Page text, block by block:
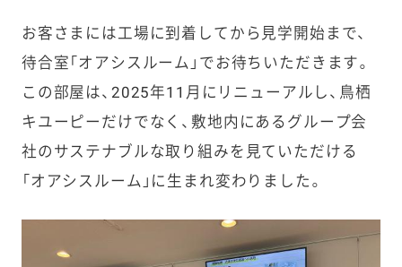
お客さまには工場に到着してから見学開始まで、
待合室「オアシスルーム」でお待ちいただきます。
この部屋は、2025年11 月にリニューアルし、鳥栖
キユーピーだけでなく、敷地内にあるグループ会
社のサステナブルな取り組みを見ていただける
「オアシスルーム」に生まれ変わりました。